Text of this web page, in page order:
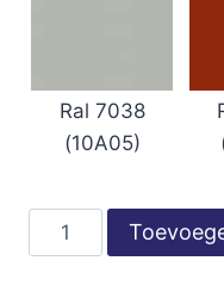
Ral 7038
(10A05)
RVS
Paneelparkers